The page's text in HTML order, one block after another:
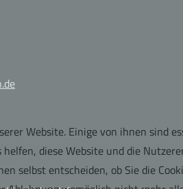
Website. Einige von ihnen sind
diese Website und die
selbst entscheiden, ob Sie die